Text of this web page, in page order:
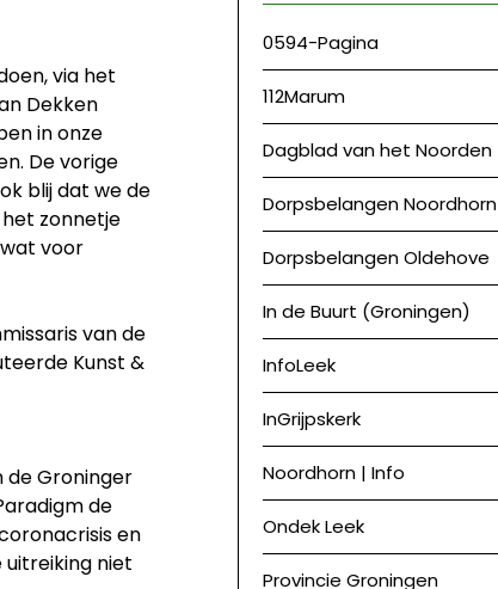
via het
Dekken
in onze
De vorige
blij dat we de
zonnetje
voor
van de
Kunst &
de Groninger
de
en
niet
0594-Pagina
112Marum
Dagblad van het Noorden
Dorpsbelangen Noordhorn
Dorpsbelangen Oldehove
In de Buurt (Groningen)
InfoLeek
InGrijpskerk
Noordhorn | Info
Ondek Leek
Provincie Groningen